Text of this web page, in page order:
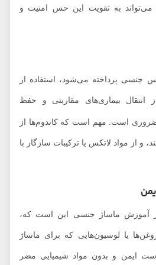
به تقویت این حس امنیت و
پرداخته می‌شود، استفاده از
بیماری‌های مقاربتی و حفظ
است. مهم است که کاندوم‌ها از
مواد لاتکس یا ترکیبات سازگار با
ماساژ جنسی این است که،
یا لوسیون‌هایی که برای ماساژ
و بدون مواد شیمیایی مضر